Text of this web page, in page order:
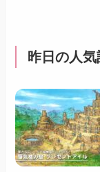
昨日の人気